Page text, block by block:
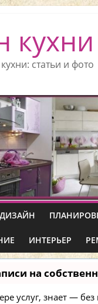
статьи и фото
ДИЗАЙН
ИНТЕРЬЕР
на
услуг, знает —